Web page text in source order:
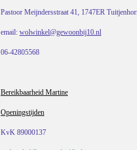
Pastoor Meijndersstraat 41, 1747ER
email: wolwinkel@gewoonbij10.nl
06-42805568
Bereikbaarheid Martine
Openingstijden
KvK 89000137